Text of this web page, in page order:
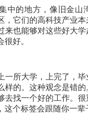
中的地方，像旧金山
，它们的高科技产业
来也能够对这些好大
好。
一所大学，上完了，
样的。这种观念是错
去找一个好的工作。
这个标签会跟随你一辈